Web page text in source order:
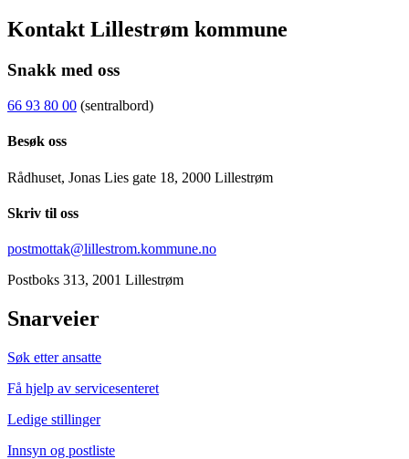
Kontakt Lillestrøm kommune
Snakk med oss
66 93 80 00 (sentralbord)
Besøk oss
Rådhuset, Jonas Lies gate 18, 2000 Lillestrøm
Skriv til oss
postmottak@lillestrom.kommune.no
Postboks 313, 2001 Lillestrøm
Snarveier
Søk etter ansatte
Få hjelp av servicesenteret
Ledige stillinger
Innsyn og postliste